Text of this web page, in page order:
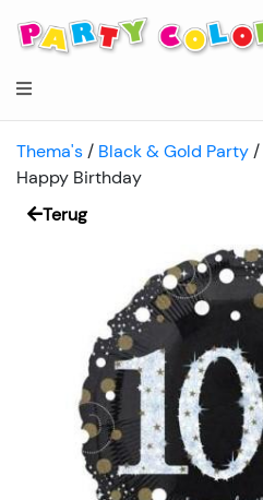
Thema's / Black & Gold Party /
Happy Birthday
Terug